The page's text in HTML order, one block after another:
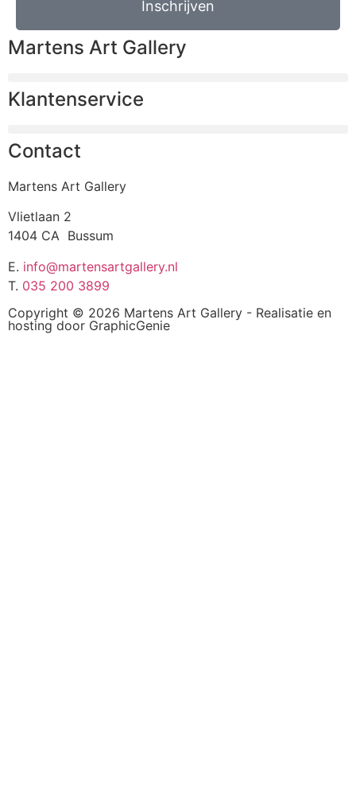
Inschrijven
Martens Art Gallery
Klantenservice
Contact
Martens Art Gallery
Vlietlaan 2
1404 CA Bussum
E. info@martensartgallery.nl
T. 035 200 3899
Copyright © 2026 Martens Art Gallery - Realisatie en
hosting door GraphicGenie